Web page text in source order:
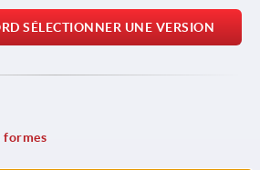
SÉLECTIONNER UNE VERSION
formes